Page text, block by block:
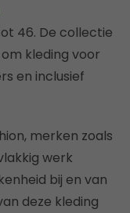
46. De collectie
kleding voor
en inclusief
merken zoals
werk
bij en van
deze kleding